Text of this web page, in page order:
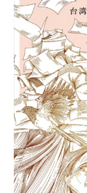
て
新
情
報
申
込
過
去
行
事